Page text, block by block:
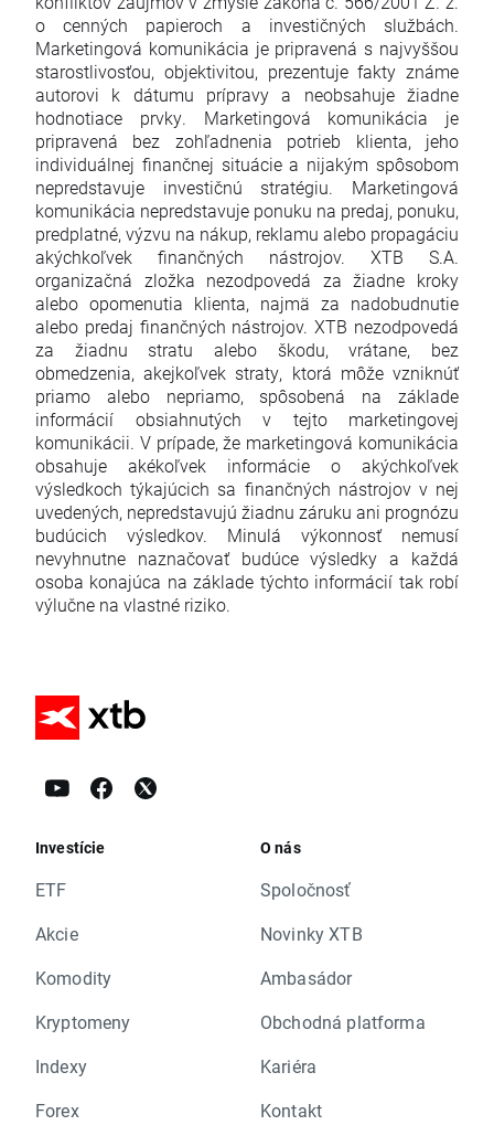
o cenných papieroch a investičných službách.
Marketingová komunikácia je pripravená s najvyššou
starostlivosťou, objektivitou, prezentuje fakty známe
autorovi k dátumu prípravy a neobsahuje žiadne
hodnotiace prvky. Marketingová komunikácia je
pripravená bez zohľadnenia potrieb klienta, jeho
individuálnej finančnej situácie a nijakým spôsobom
nepredstavuje investičnú stratégiu. Marketingová
komunikácia nepredstavuje ponuku na predaj, ponuku,
predplatné, výzvu na nákup, reklamu alebo propagáciu
akýchkoľvek finančných nástrojov. XTB S.A.
organizačná zložka nezodpovedá za žiadne kroky
alebo opomenutia klienta, najmä za nadobudnutie
alebo predaj finančných nástrojov. XTB nezodpovedá
za žiadnu stratu alebo škodu, vrátane, bez
obmedzenia, akejkoľvek straty, ktorá môže vzniknúť
priamo alebo nepriamo, spôsobená na základe
informácií obsiahnutých v tejto marketingovej
komunikácii. V prípade, že marketingová komunikácia
obsahuje akékoľvek informácie o akýchkoľvek
výsledkoch týkajúcich sa finančných nástrojov v nej
uvedených, nepredstavujú žiadnu záruku ani prognózu
budúcich výsledkov. Minulá výkonnosť nemusí
nevyhnutne naznačovať budúce výsledky a každá
osoba konajúca na základe týchto informácií tak robí
výlučne na vlastné riziko.
Investície
ETF
Akcie
Komodity
Kryptomeny
Indexy
Forex
O nás
Spoločnosť
Novinky XTB
Ambasádor
Obchodná platforma
Kariéra
Kontakt